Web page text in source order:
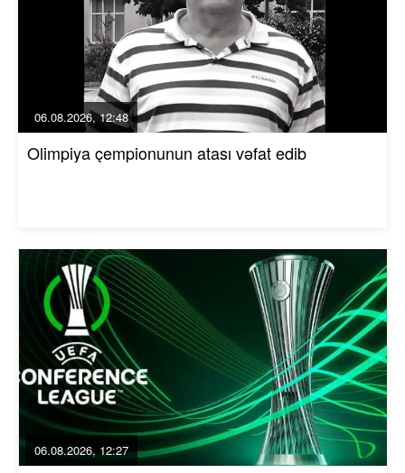
06.08.2026, 12:48
Olimpiya çempionunun atası vəfat edib
06.08.2026, 12:27